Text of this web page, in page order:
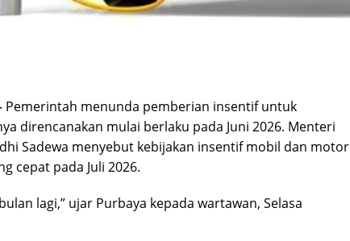
Pemerintah menunda pemberian insentif untuk
direncanakan mulai berlaku pada Juni 2026. Menteri
Sadewa menyebut kebijakan insentif mobil dan motor
cepat pada Juli 2026.
lagi,” ujar Purbaya kepada wartawan, Selasa